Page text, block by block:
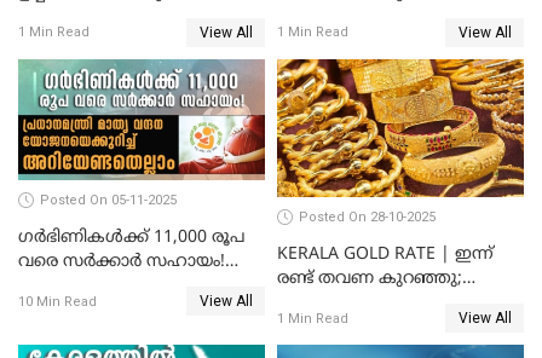
സ്വർണവിലയിൽ കുതിപ്പ്
1 Min Read View All 1 Min Read View All
Posted On 05-11-2025
ഗർഭിണികൾക്ക് 11,000 രൂപ
വരെ സർക്കാർ സഹായം!
യോജനയെക്കുറിച്ച്
10 Min Read View All
Posted On 28-10-2025
KERALA GOLD RATE | ഇന്ന്
രണ്ട് തവണ കുറഞ്ഞു;
1800 രൂപ
1 Min Read View All